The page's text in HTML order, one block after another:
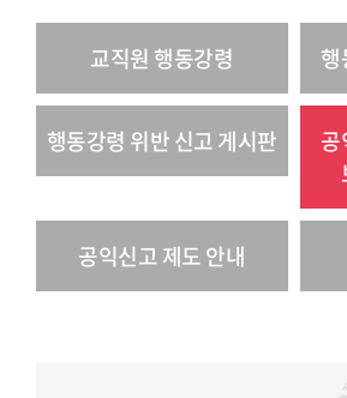
교직원 행동강령 행
행동강령 위반 신고 게시판
공
공익신고 제도 안내